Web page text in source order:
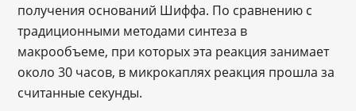
получения оснований Шиффа. По сравнению с
традиционными методами синтеза в
макрообъеме, при которых эта реакция занимает
около 30 часов, в микрокаплях реакция прошла за
считанные секунды.